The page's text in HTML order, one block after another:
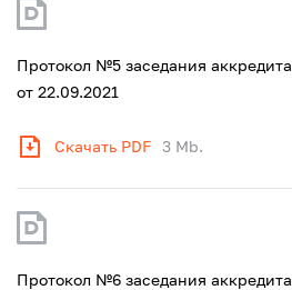
Протокол №5 заседания
от 22.09.2021
Скачать PDF 3 Mb.
Протокол №6 заседания